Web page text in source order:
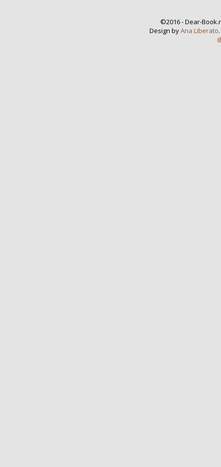
©2016 - Dear-
Design byAna Liberato